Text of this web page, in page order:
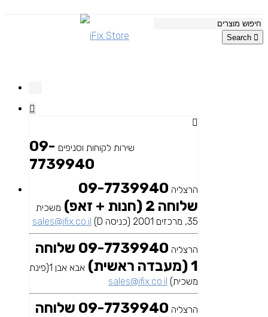
Search
שירות לקוחות וסניפים 09-
7739940
הרצליה 09-7739940
שלוחה 2 (חנות + זאפ)
משכית
35, מרכזים 2001 (כניסה D)
sales@ifix.co.il
הרצליה
09-7739940 שלוחה
1 (מעבדה ראשית)
אבא אבן 1(פינת
משכית) sales@ifix.co.il
הרצליה
09-7739940 שלוחה